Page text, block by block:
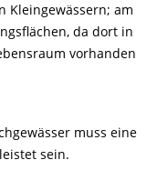
Kleingewässern; am
da dort in
vorhanden
muss eine
sein.